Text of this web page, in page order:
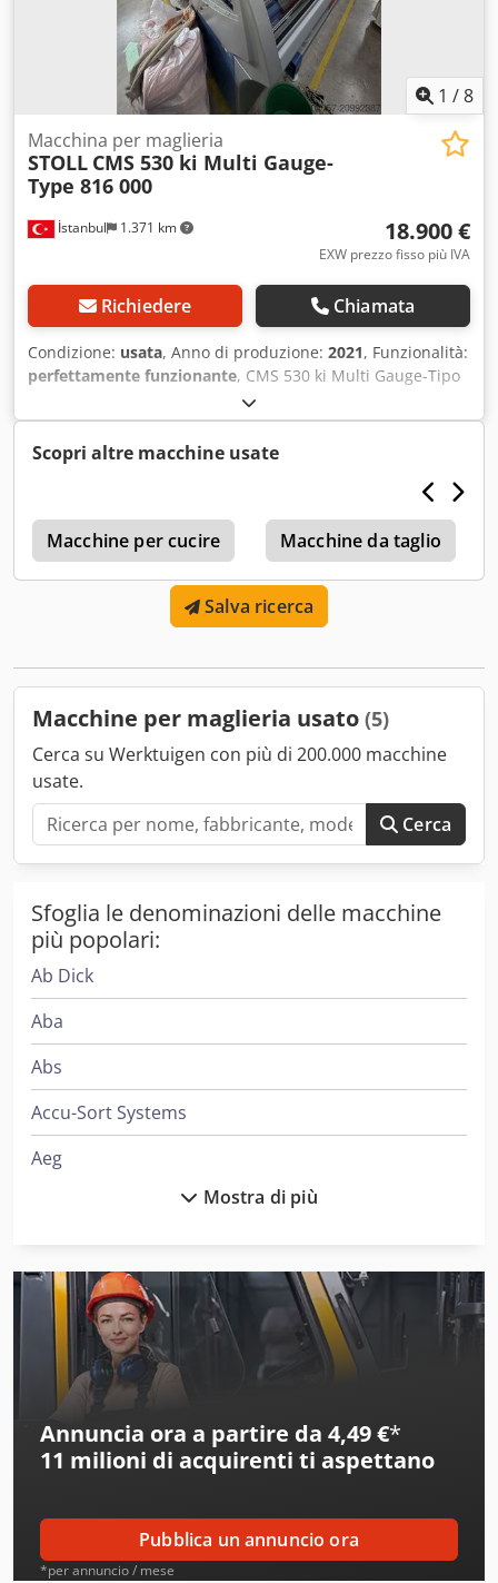
1 /8
İstanbul 1.371 km
Macchina per maglieria
STOLL CMS 530 ki Multi Gauge-
Type 816 000
18.900 €
EXW prezzo fisso più IVA
Richiedere Chiamata
Condizione: usata, Anno di produzione: 2021, Funzionalità:
perfettamente funzionante, CMS 530 ki Multi Gauge-Tipo
816 000 E3,5.2 - 3 Sistema - 50" - 20 Fili Dkedjyaypdepfx
Akvjr Disponibili 26 unità di questo modello
Scopri altre macchine usate
Macchine per cucire Macchine da taglio
Salva ricerca
Macchine per maglieria usato (5)
Cerca su Werktuigen con più di 200.000 macchine
usate.
Cerca
Sfoglia le denominazioni delle macchine
più popolari:
Ab Dick
Aba
Abs
Accu-Sort Systems
Aeg
Alber
Alberti
Alcoa
Ams
Amt
Arad
Aro
Mostra di più
Annuncia ora a partire da 4,49 €*
11 milioni di acquirenti ti aspettano
Pubblica un annuncio ora
*per annuncio / mese